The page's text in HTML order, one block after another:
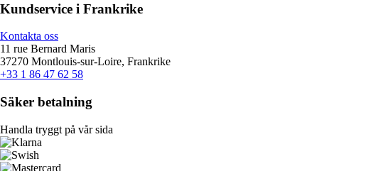
Kundservice i Frankrike
Kontakta oss
11 rue Bernard Maris
37270 Montlouis-sur-Loire, Frankrike
+33 1 86 47 62 58
Säker betalning
Handla tryggt på vår sida